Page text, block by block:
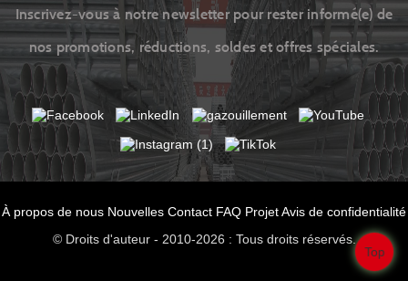
Inscrivez-vous à notre newsletter pour rester informé(e) de
nos promotions, réductions, soldes et offres spéciales.
À propos de nous Nouvelles Contact FAQ ProjetAvis de confidentialité
© Droits d'auteur - 2010-2026 : Tous droits réservés.
Top